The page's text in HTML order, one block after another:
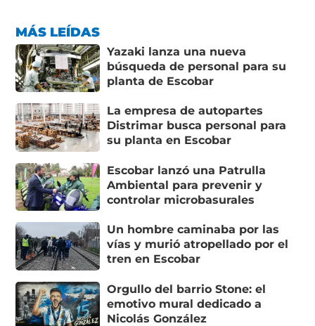
MÁS LEÍDAS
Yazaki lanza una nueva
búsqueda de personal para su
planta de Escobar
La empresa de autopartes
Distrimar busca personal para
su planta en Escobar
Escobar lanzó una Patrulla
Ambiental para prevenir y
controlar microbasurales
Un hombre caminaba por las
vías y murió atropellado por el
tren en Escobar
Orgullo del barrio Stone: el
emotivo mural dedicado a
Nicolás González